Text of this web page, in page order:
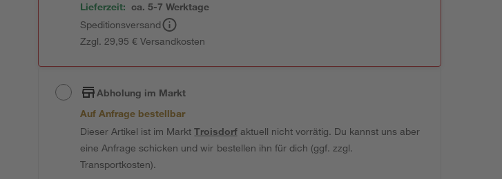
Lieferzeit: ca. 5-7 Werktage
Speditionsversand
Zzgl. 29,95 € Versandkosten
Abholung im Markt
Auf Anfrage bestellbar
Dieser Artikel ist im MarktTroisdorfaktuell nicht vorrätig. Du kannst uns aber
eine Anfrage schicken und wir bestellen ihn für dich (ggf. zzgl.
Transportkosten).